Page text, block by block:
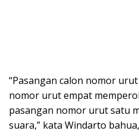
“Pasangan calon nomor
nomor urut empat
pasangan nomor urut satu
suara,” kata Windarto